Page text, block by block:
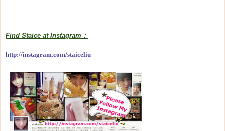
Find Staice at Instagram：
http://instagram.com/staiceliu